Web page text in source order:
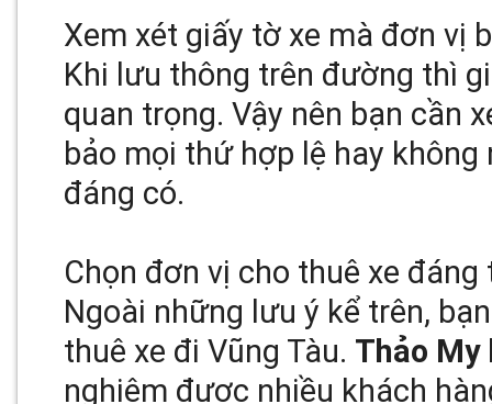
Xem xét giấy tờ xe mà đơn vị
Khi lưu thông trên đường thì
quan trọng. Vậy nên bạn cần
bảo mọi thứ hợp lệ hay
đáng có.
Chọn đơn vị cho thuê xe đáng
Ngoài những lưu ý kể trên,
thuê xe đi Vũng Tàu. Thảo My
nghiệm được nhiều khách